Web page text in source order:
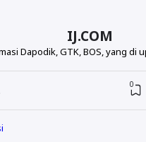
IJ.COM
Dapodik, GTK, BOS, yang di
0